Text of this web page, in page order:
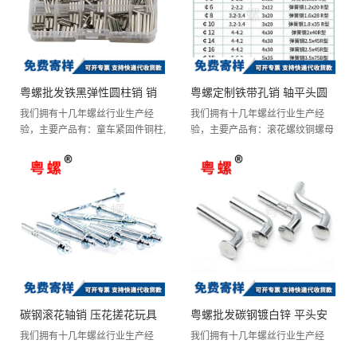
粤螺批发铁黑弹性圆柱销 销
子销钉 定位销空心销 弹性开
我们拥有十几年螺丝行业生产经
验，主要产品有：童车紧固件铜柱,
栓,Mn三波峰垫圈,沉杯螺丝,4...
粤螺定制铁带孔销 轴平头圆
柱带孔销 钉带孔插销 定位销
我们拥有十几年螺丝行业生产经
验，主要产品有：滚花螺纹铜螺母
压铆螺母,HG21545地脚...
碳钢滚花轴销 压花搓花玩具
传动轴 圆轴方轴扁轴 异型轴
我们拥有十几年螺丝行业生产经
粤螺批发碳钢镀白锌 平头安
全销 货架配件 7型销 M8
我们拥有十几年螺丝行业生产经